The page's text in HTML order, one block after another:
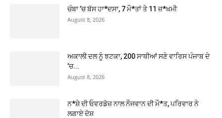
ਚੰਬਾ ’ਚ ਬੱਸ ਹਾ*ਦਸਾ, 7 ਮੌ*ਤਾਂ ਤੇ 11 ਜ਼*ਖ਼ਮੀ
August 8, 2026
ਅਕਾਲੀ ਦਲ ਨੂੰ ਝਟਕਾ, 200 ਸਾਥੀਆਂ ਸਣੇ ਵਾਰਿਸ ਪੰਜਾਬ ਦੇ
’ਚ...
August 8, 2026
ਨ*ਸ਼ੇ ਦੀ ਓਵਰਡੋਜ਼ ਨਾਲ ਨੌਜਵਾਨ ਦੀ ਮੌ*ਤ, ਪਰਿਵਾਰ ਨੇ
ਲਗਾਏ ਦੋਸ਼